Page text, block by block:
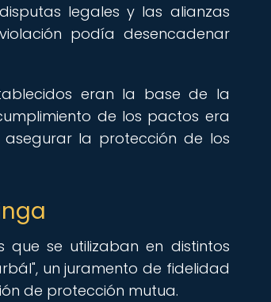
legales y las alianzas
podía desencadenar
eran la base de la
de los pactos era
la protección de los
que se utilizaban en distintos
un juramento de fidelidad
de protección mutua.